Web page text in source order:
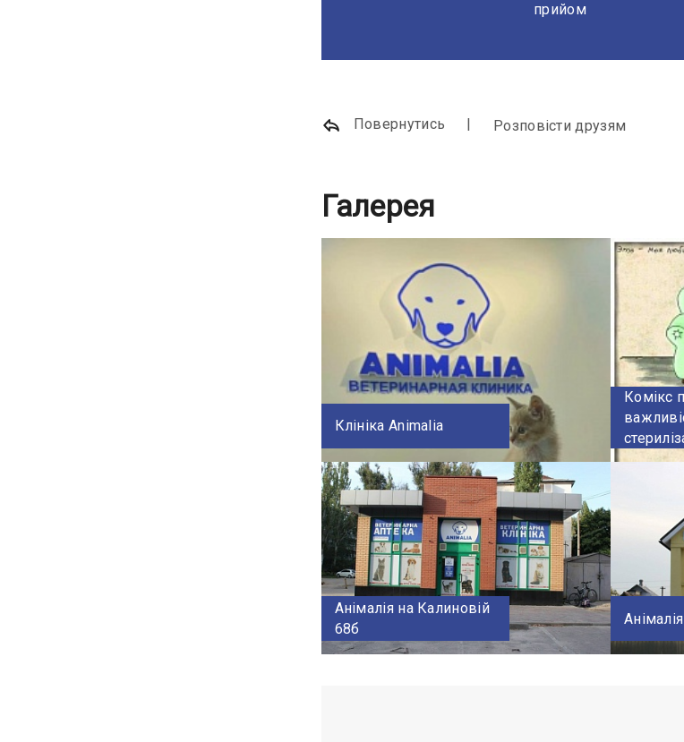
прийом
Повернутись Розповісти друзям
Галерея
Клініка Animalia
Комікс
Анімалія на Калиновій
68б